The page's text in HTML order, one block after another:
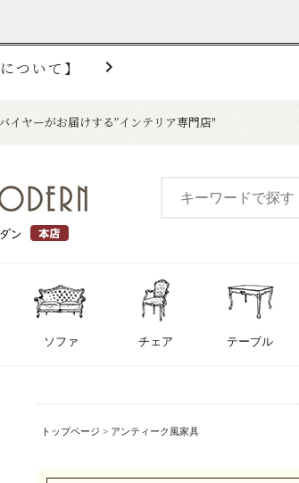
トップページ > アンティーク風家具